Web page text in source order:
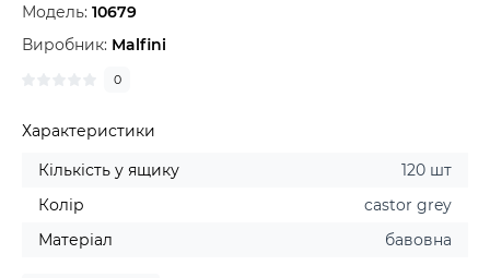
Модель: 10679
Виробник: Malfini
0
Характеристики
Кількість у ящику
120 шт
Колір
castor grey
Матеріал
бавовна